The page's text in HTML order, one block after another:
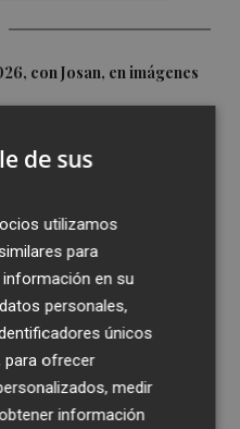
con Josan, en imágenes
del incendio forestal
fronterizos a los
Foios, en imágenes
baño de masas en su
digo que soy de Foios"
de sus
utilizamos
para
en su
personales,
únicos
para ofrecer
medir
información